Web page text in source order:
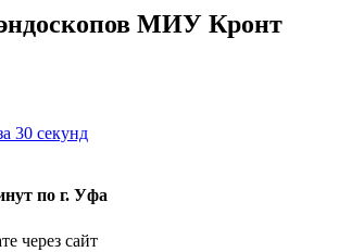
МИУ Кронт
30 секунд
по г. Уфа
через сайт